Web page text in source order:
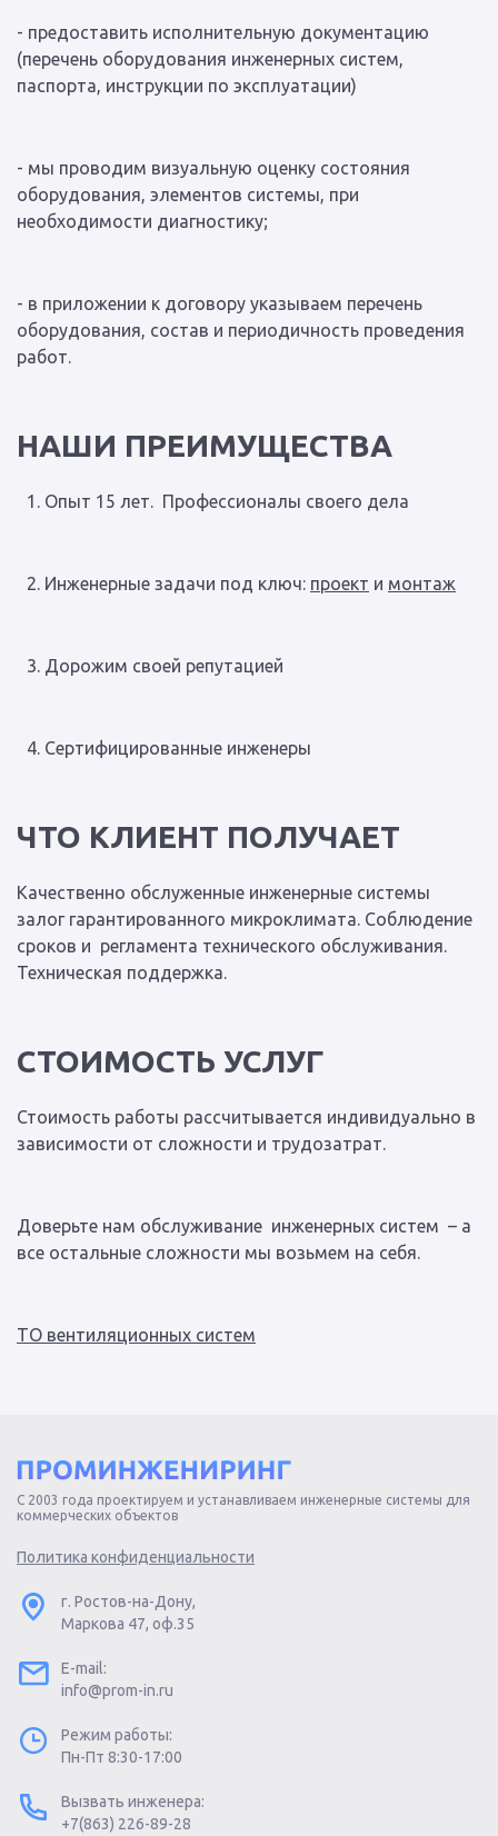
- предоставить исполнительную документацию
(перечень оборудования инженерных систем,
паспорта, инструкции по эксплуатации)
- мы проводим визуальную оценку состояния
оборудования, элементов системы, при
необходимости диагностику;
- в приложении к договору указываем перечень
оборудования, состав и периодичность проведения
работ.
НАШИ ПРЕИМУЩЕСТВА
Опыт 15 лет. Профессионалы своего дела
Инженерные задачи под ключ: проект и монтаж
Дорожим своей репутацией
Сертифицированные инженеры
ЧТО КЛИЕНТ ПОЛУЧАЕТ
Качественно обслуженные инженерные системы
залог гарантированного микроклимата. Соблюдение
сроков и регламента технического обслуживания.
Техническая поддержка.
СТОИМОСТЬ УСЛУГ
Стоимость работы рассчитывается индивидуально в
зависимости от сложности и трудозатрат.
Доверьте нам обслуживание инженерных систем – а
все остальные сложности мы возьмем на себя.
ТО вентиляционных систем
С 2003 года проектируем и устанавливаем инженерные системы для
коммерческих объектов
Политика конфиденциальности
г. Ростов-на-Дону,
Маркова 47, оф.35
E-mail:
info@prom-in.ru
Режим работы:
Пн-Пт 8:30-17:00
Вызвать инженера:
+7(863) 226-89-28